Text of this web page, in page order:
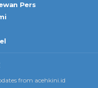
Pers
from acehkini.id